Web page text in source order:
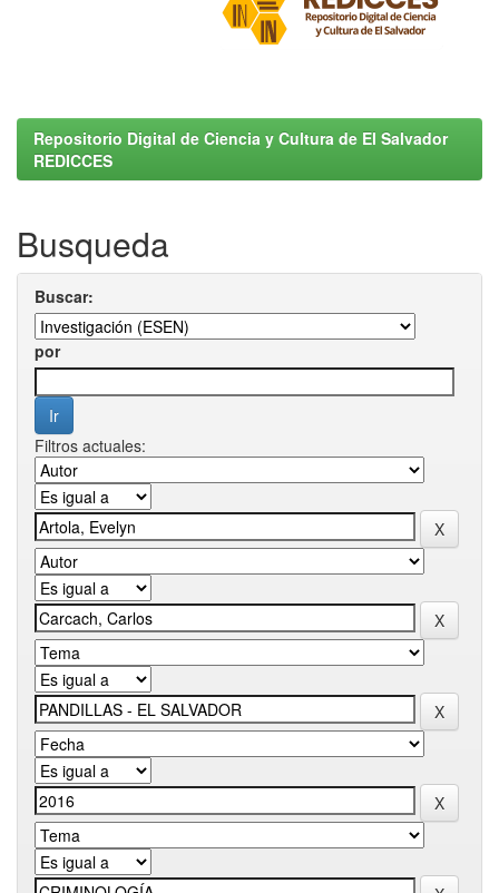
Repositorio Digital de Ciencia y Cultura de El Salvador
REDICCES
Busqueda
Buscar:
por
Filtros actuales: